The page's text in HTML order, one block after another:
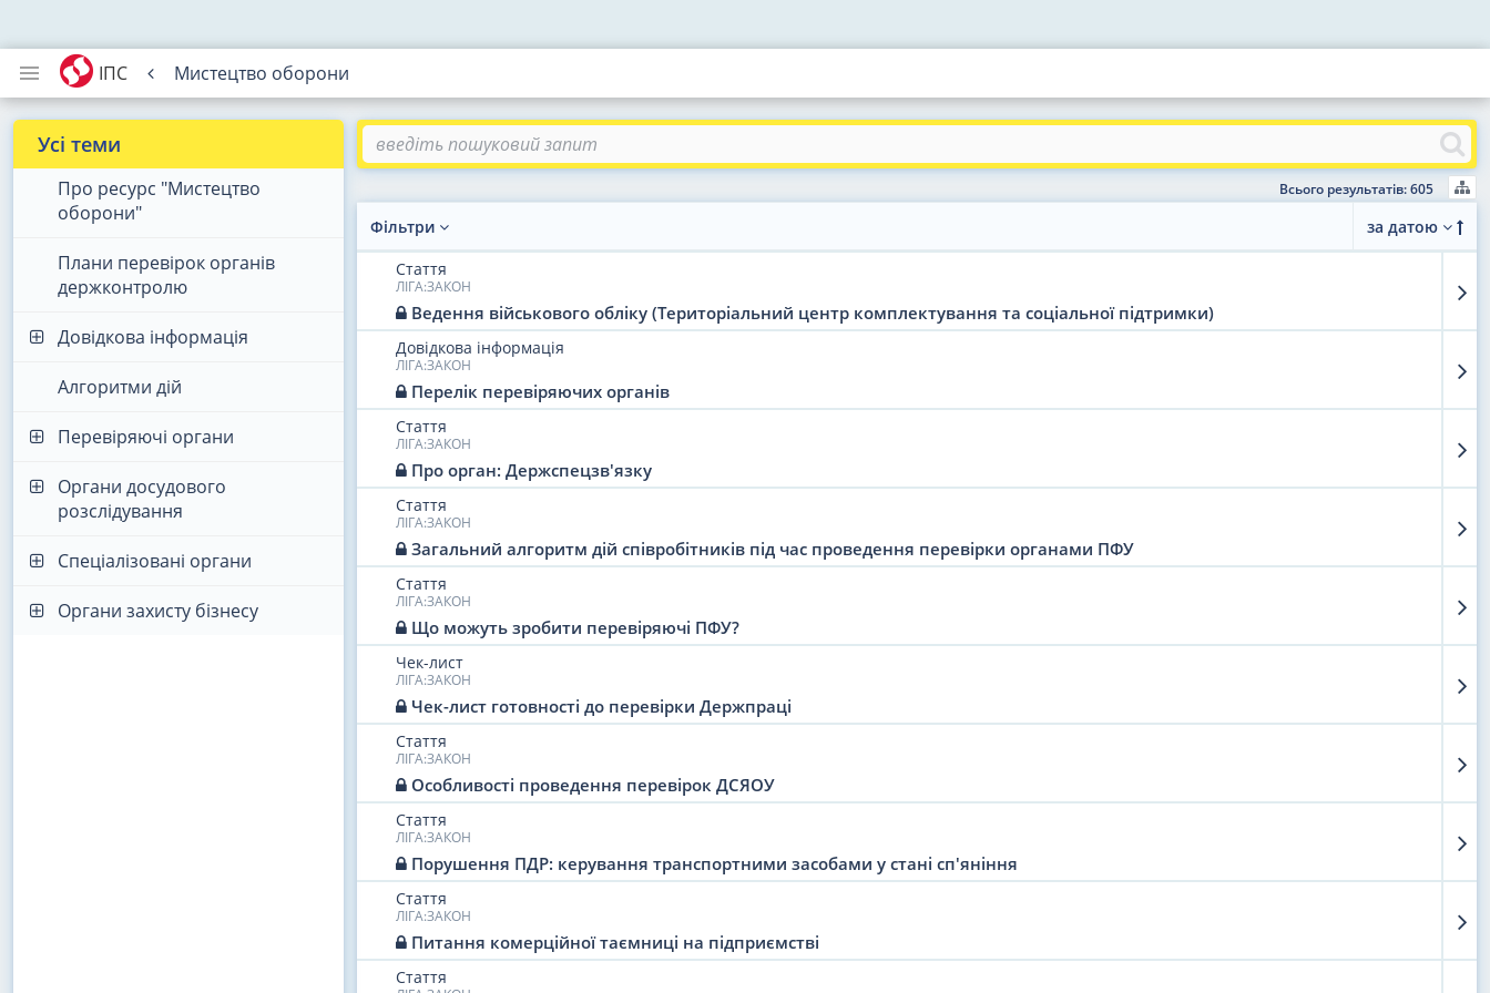
ІПС Мистецтво оборони
Усі теми
Про ресурс "Мистецтво
оборони"
Плани перевірок органів
держконтролю
Довідкова інформація
Алгоритми дій
Перевіряючі органи
Органи досудового
розслідування
Спеціалізовані органи
Органи захисту бізнесу
Всього результатів: 605
за датою
Фільтри
Стаття
ЛІГА:ЗАКОН
Ведення військового обліку (Територіальний центр комплектування та соціальної підтримки)
Довідкова інформація
ЛІГА:ЗАКОН
Перелік перевіряючих органів
Стаття
ЛІГА:ЗАКОН
Про орган: Держспецзв'язку
Стаття
ЛІГА:ЗАКОН
Загальний алгоритм дій співробітників під час проведення перевірки органами ПФУ
Стаття
ЛІГА:ЗАКОН
Що можуть зробити перевіряючі ПФУ?
Чек-лист
ЛІГА:ЗАКОН
Чек-лист готовності до перевірки Держпраці
Стаття
ЛІГА:ЗАКОН
Особливості проведення перевірок ДСЯОУ
Стаття
ЛІГА:ЗАКОН
Порушення ПДР: керування транспортними засобами у стані сп'яніння
Стаття
ЛІГА:ЗАКОН
Питання комерційної таємниці на підприємстві
Стаття